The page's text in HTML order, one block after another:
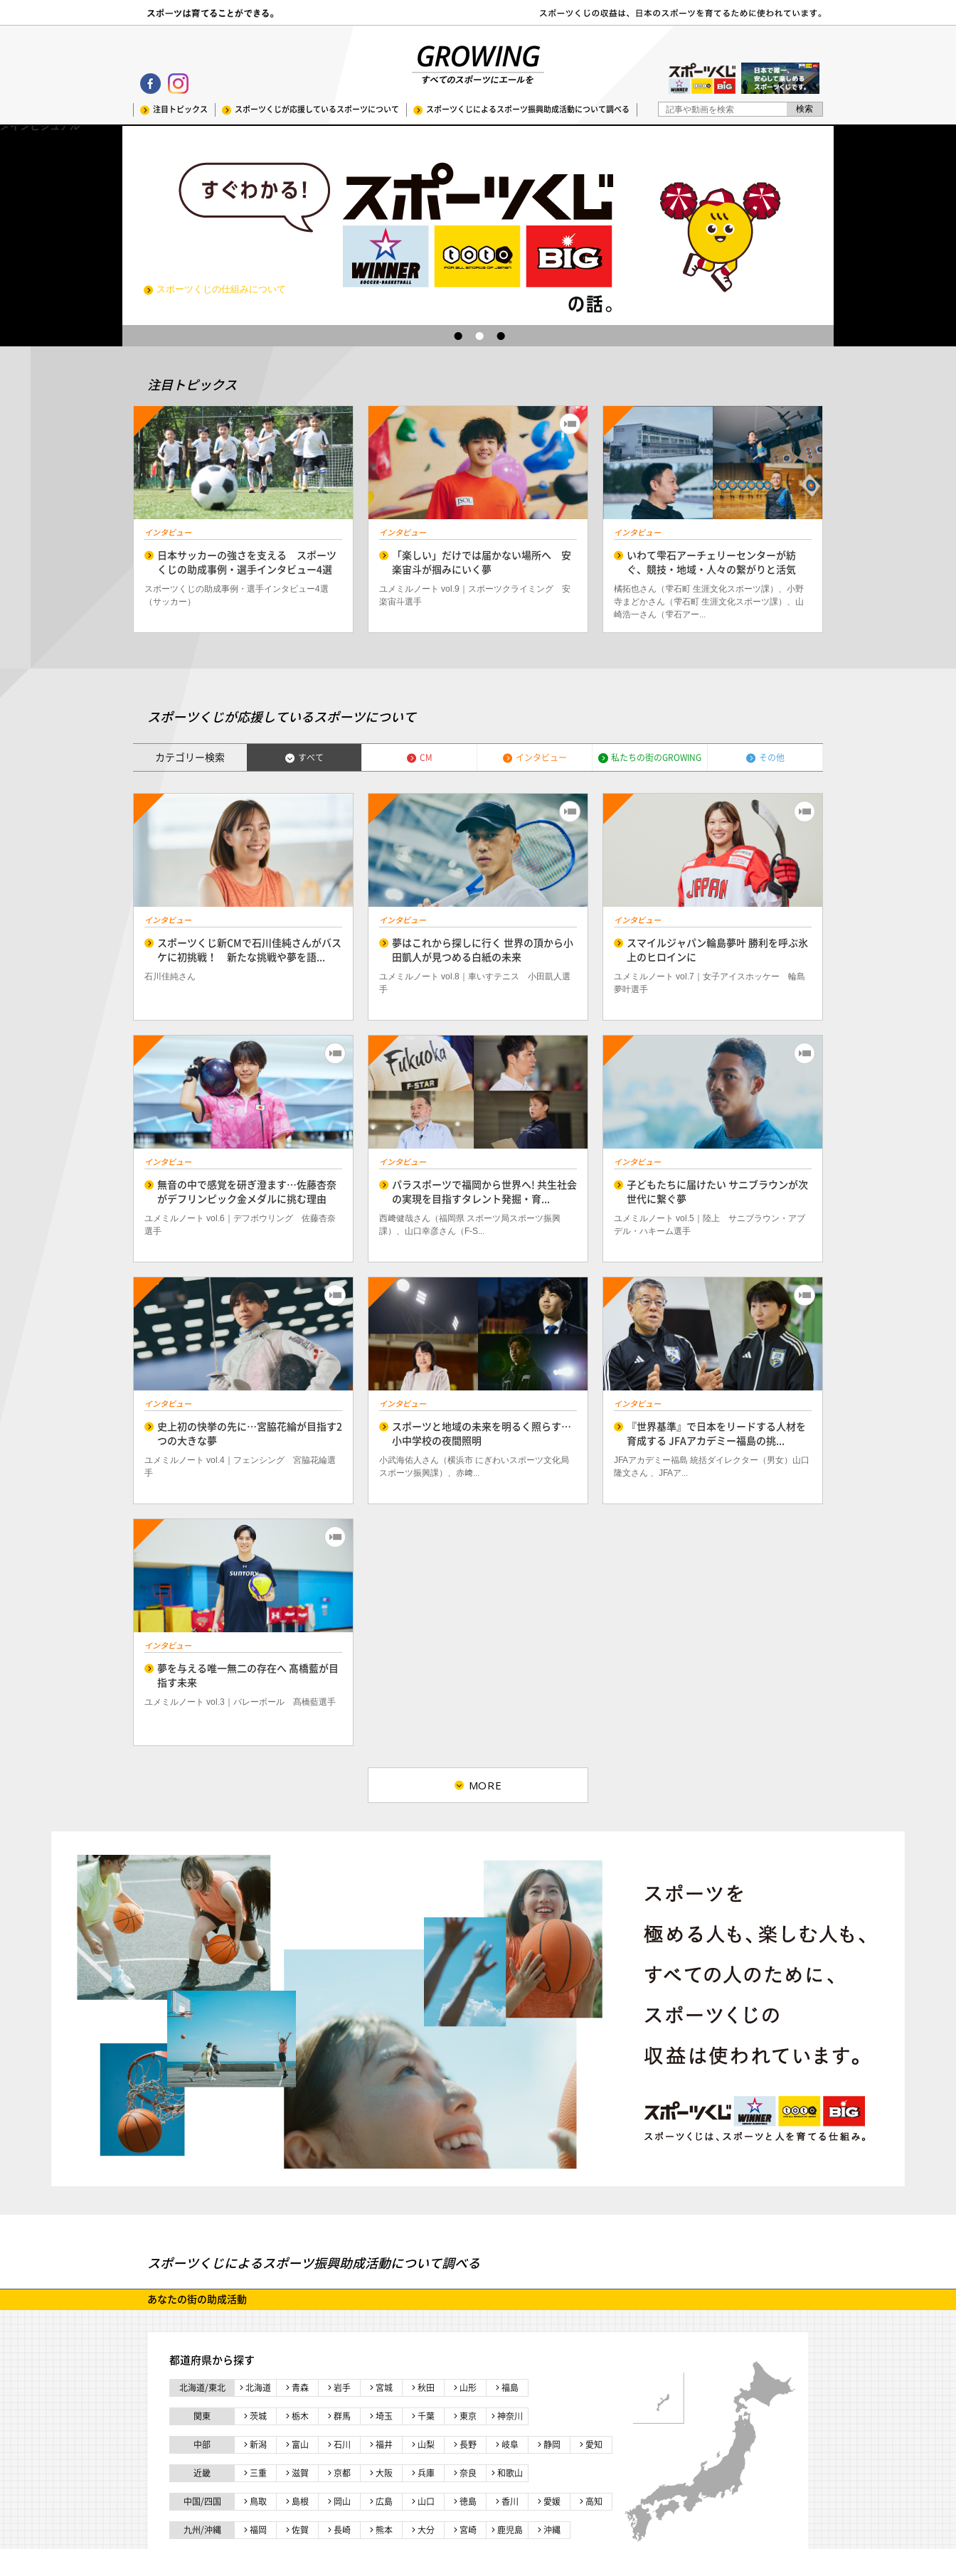
注目トピックス スポーツくじが応援しているスポーツについて スポーツくじによるスポーツ振興助成活動について調べる
メインビジュアル
スポーツくじブランディングCMはこちら
スポーツくじの仕組みについて
インタビュー記事はこちら
注目トピックス
インタビュー
日本サッカーの強さを支える スポーツ
くじの助成事例・選手インタビュー4選
スポーツくじの助成事例・選手インタビュー4選
（サッカー）
インタビュー
「楽しい」だけでは届かない場所へ 安
楽宙斗が掴みにいく夢
ユメミルノート vol.9｜スポーツクライミング 安
楽宙斗選手
インタビュー
いわて雫石アーチェリーセンターが紡
ぐ、競技・地域・人々の繋がりと活気
橘拓也さん（雫石町 生涯文化スポーツ課）、小野
寺まどかさん（雫石町 生涯文化スポーツ課）、山
崎浩一さん（雫石アー...
スポーツくじが応援しているスポーツについて
カテゴリー検索 すべて CM インタビュー 私たちの街のGROWING その他
インタビュー
スポーツくじ新CMで石川佳純さんがバス
ケに初挑戦！ 新たな挑戦や夢を語...
石川佳純さん
インタビュー
夢はこれから探しに行く 世界の頂から小
田凱人が見つめる白紙の未来
ユメミルノート vol.8｜車いすテニス 小田凱人選
手
インタビュー
スマイルジャパン輪島夢叶 勝利を呼ぶ氷
上のヒロインに
ユメミルノート vol.7｜女子アイスホッケー 輪島
夢叶選手
インタビュー
無音の中で感覚を研ぎ澄ます…佐藤杏奈
がデフリンピック金メダルに挑む理由
ユメミルノート vol.6｜デフボウリング 佐藤杏奈
選手
インタビュー
パラスポーツで福岡から世界へ! 共生社会
の実現を目指すタレント発掘・育...
西﨑健哉さん（福岡県 スポーツ局スポーツ振興
課）、山口幸彦さん（F-S...
インタビュー
子どもたちに届けたい サニブラウンが次
世代に繋ぐ夢
ユメミルノート vol.5｜陸上 サニブラウン・アブ
デル・ハキーム選手
インタビュー
史上初の快挙の先に…宮脇花綸が目指す2
つの大きな夢
ユメミルノート vol.4｜フェンシング 宮脇花綸選
手
インタビュー
スポーツと地域の未来を明るく照らす…
小中学校の夜間照明
小武海佑人さん（横浜市 にぎわいスポーツ文化局
スポーツ振興課）、赤﨑...
インタビュー
『世界基準』で日本をリードする人材を
育成する JFAアカデミー福島の挑...
JFAアカデミー福島 統括ダイレクター（男女）山口
隆文さん 、JFAア...
インタビュー
夢を与える唯一無二の存在へ 髙橋藍が目
指す未来
ユメミルノート vol.3｜バレーボール 髙橋藍選手
MORE
スポーツくじによるスポーツ振興助成活動について調べる
あなたの街の助成活動
都道府県から探す
北海道/東北 北海道 青森 岩手 宮城 秋田 山形 福島
関東 茨城 栃木 群馬 埼玉 千葉 東京 神奈川
中部 新潟 富山 石川 福井 山梨 長野 岐阜 静岡 愛知
近畿 三重 滋賀 京都 大阪 兵庫 奈良 和歌山
中国/四国 鳥取 島根 岡山 広島 山口 徳島 香川 愛媛 高知
九州/沖縄 福岡 佐賀 長崎 熊本 大分 宮崎 鹿児島 沖縄